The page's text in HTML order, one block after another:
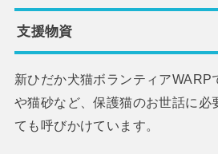
支援物資
新ひだか犬猫ボランティアWARP
や猫砂など、保護猫のお世話に必
ても呼びかけています。